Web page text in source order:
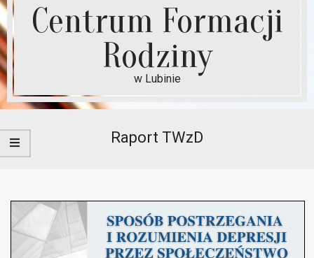
Centrum Formacji
Rodziny
w Lubinie
Navigation
Menu
Raport TWzD